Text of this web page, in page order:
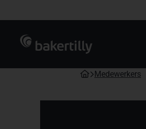
Medewerkers